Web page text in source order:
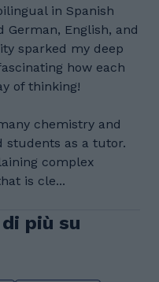
in Spanish
German, English, and
sparked my deep
how each
of thinking!
chemistry and
students as a tutor.
complex
is cle...
più su